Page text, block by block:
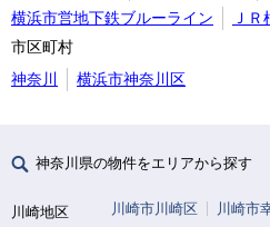
横浜市営地下鉄ブルーライン
ＪＲ
市区町村
神奈川
横浜市神奈川区
神奈川県の物件をエリアから探す
川崎地区 川崎市川崎区 川崎市